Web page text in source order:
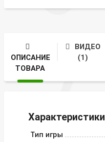
ОПИСАНИЕ
ТОВАРА
ВИДЕО
(1)
Характеристики
Тип игры